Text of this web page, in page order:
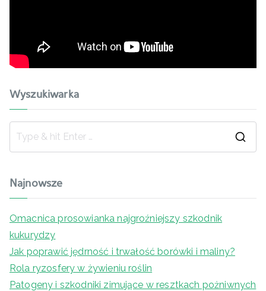
Wyszukiwarka
Najnowsze
Omacnica prosowianka najgroźniejszy szkodnik
kukurydzy
Jak poprawić jędrność i trwałość borówki i maliny?
Rola ryzosfery w żywieniu roślin
Patogeny i szkodniki zimujące w resztkach pożniwnych